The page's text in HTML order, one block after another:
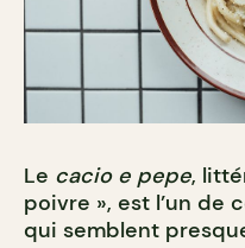
Le cacio e pepe,
poivre », est l’un de
qui semblent